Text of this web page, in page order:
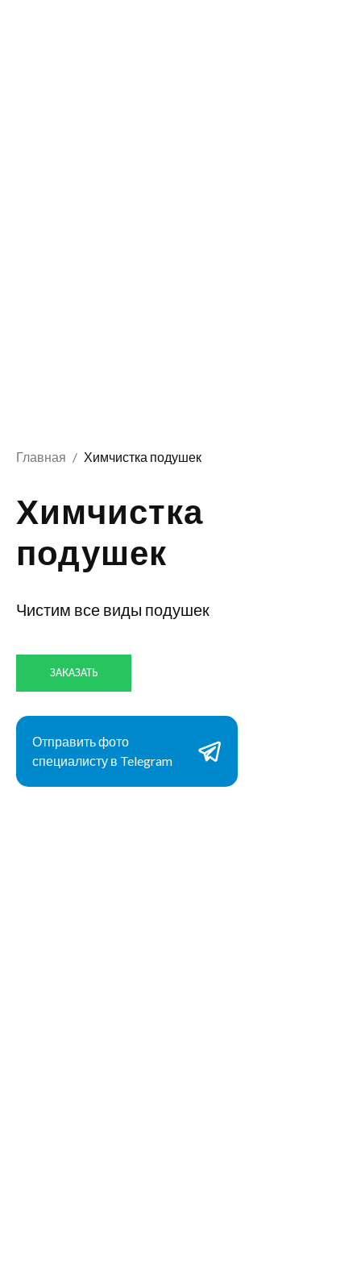
Главная Химчистка подушек
Химчистка
подушек
Чистим все виды подушек
ЗАКАЗАТЬ
Отправить фото
специалисту в Telegram